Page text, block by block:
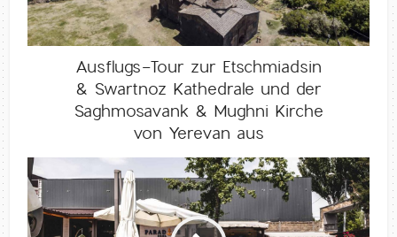
Ausflugs-Tour zur Etschmiadsin
& Swartnoz Kathedrale und der
Saghmosavank & Mughni Kirche
von Yerevan aus